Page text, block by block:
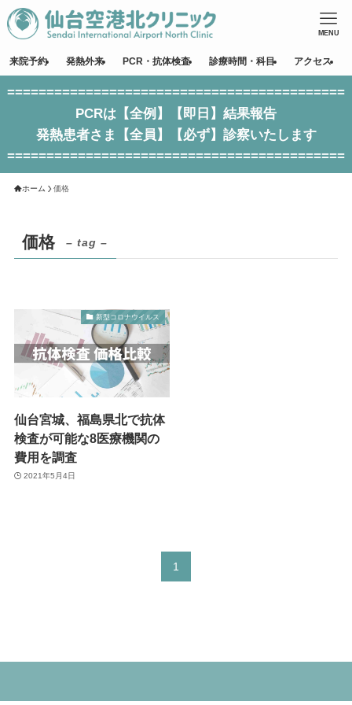
MENU
来院予約 発熱外来 PCR・抗体検査 診療時間・科目 アクセス
===========================================
PCRは【全例】【即日】結果報告
発熱患者さま【全員】【必ず】診察いたします
===========================================
ホーム 価格
価格 – tag –
新型コロナウイルス
仙台宮城、福島県北で抗体
検査が可能な8医療機関の
費用を調査
2021年5月4日
1